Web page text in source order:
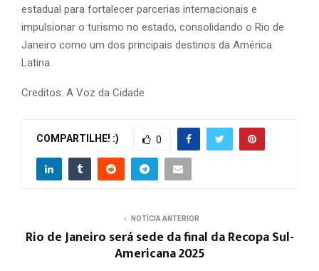
estadual para fortalecer parcerias internacionais e
impulsionar o turismo no estado, consolidando o Rio de
Janeiro como um dos principais destinos da América
Latina.
Creditos: A Voz da Cidade
COMPARTILHE! :) 0
NOTÍCIA ANTERIOR
Rio de Janeiro será sede da final da Recopa Sul-
Americana 2025